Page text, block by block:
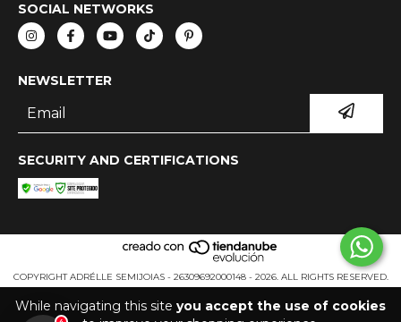
While navigating this site you accept the use of cookies
SOCIAL NETWORKS
NEWSLETTER
SECURITY AND CERTIFICATIONS
COPYRIGHT ADRÉLLE SEMIJOIAS - 26309692000148 - 2026. ALL RIGHTS RESERVED.